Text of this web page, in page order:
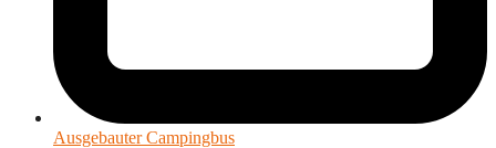
Ausgebauter Campingbus